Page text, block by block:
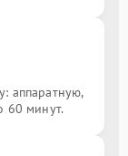
аппаратную,
60 минут.